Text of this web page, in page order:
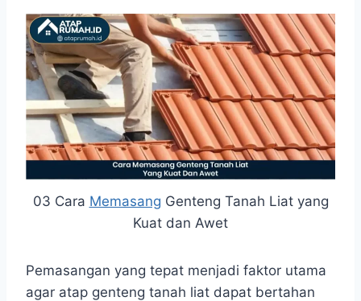
03 Cara Memasang Genteng Tanah Liat yang
Kuat dan Awet
Pemasangan yang tepat menjadi faktor utama
agar atap genteng tanah liat dapat bertahan